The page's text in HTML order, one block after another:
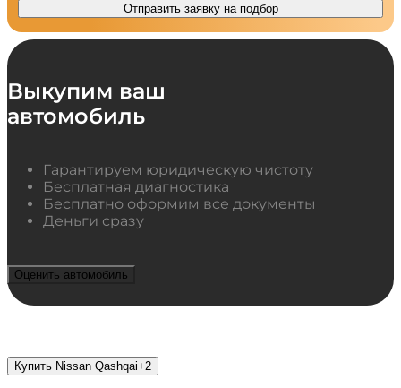
Отправить заявку на подбор
Выкупим ваш
автомобиль
Гарантируем юридическую чистоту
Бесплатная диагностика
Бесплатно оформим все документы
Деньги сразу
Оценить автомобиль
Купить Nissan Qashqai+2